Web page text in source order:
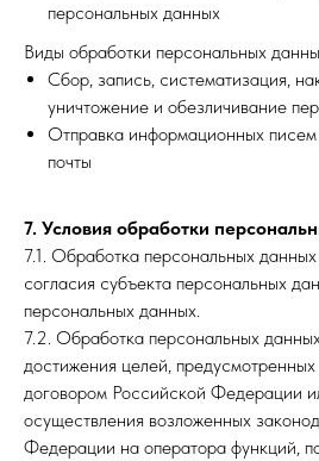
персональных данных
Виды обработки персональных
Сбор, запись, систематизация,
уничтожение и обезличивание
Отправка информационных
почты
7. Условия обработки
7.1. Обработка персональных
согласия субъекта персональных
персональных данных.
7.2. Обработка персональных
достижения целей,
договором Российской Федерации
осуществления возложенных
Федерации на оператора функций,